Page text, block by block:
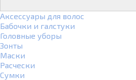
Аксессуары для волос
Бабочки и галстуки
Головные уборы
Зонты
Маски
Расчески
Сумки